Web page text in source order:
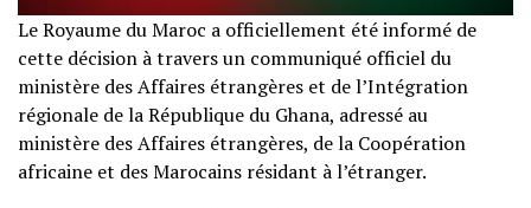
Le Royaume du Maroc a officiellement été informé de
cette décision à travers un communiqué officiel du
ministère des Affaires étrangères et de l’Intégration
régionale de la République du Ghana, adressé au
ministère des Affaires étrangères, de la Coopération
africaine et des Marocains résidant à l’étranger.